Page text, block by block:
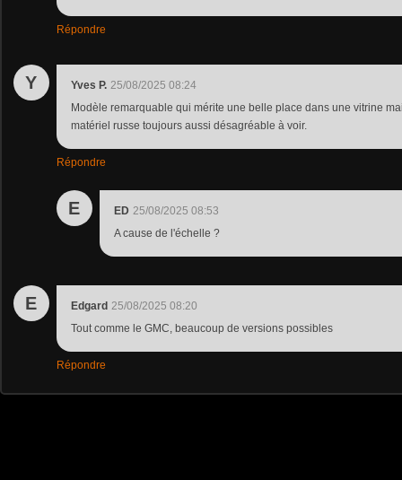
Répondre
Y Yves P. 25/08/2025 08:24
Modèle remarquable qui mérite une belle place dans une vitrine
matériel russe toujours aussi désagréable à voir.
Répondre
E ED 25/08/2025 08:53
A cause de l'échelle ?
E Edgard 25/08/2025 08:20
Tout comme le GMC, beaucoup de versions possibles
Répondre